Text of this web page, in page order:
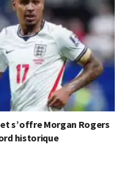
s’offre Morgan Rogers
historique